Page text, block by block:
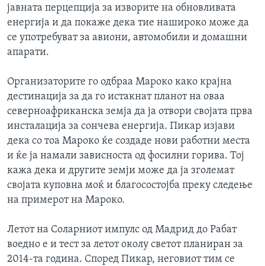
јавната перцепција за изворите на обновливата
енергија и да покаже дека тие нашироко може да
се употребуват за авиони, автомобили и домашни
апарати.
Организаторите го одбраа Мароко како крајна
дестинација за да го истакнат планот на оваа
северноафриканска земја да ја отвори својата прва
инсталација за сончева енергија. Пикар изјави
дека со тоа Мароко ќе создаде нови работни места
и ќе ја намали зависноста од фосилни горива. Тој
кажа дека и другите земји може да ја зголемат
својата куповна моќ и благосостојба преку следење
на примерот на Мароко.
Летот на Соларниот импулс од Мадрид до Рабат
воедно е и тест за летот околу светот планиран за
2014-та година. Според Пикар, неговиот тим се